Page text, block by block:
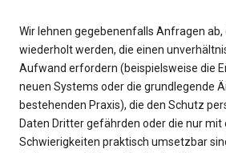
Wir lehnen gegebenenfalls Anfragen
wiederholt werden, die einen
Aufwand erfordern (beispielsweise die
neuen Systems oder die grundlegende
bestehenden Praxis), die den Schutz
Daten Dritter gefährden oder die nur mit
Schwierigkeiten praktisch umsetzbar